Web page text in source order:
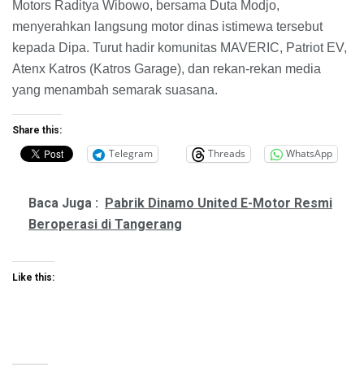
Motors Raditya Wibowo, bersama Duta Modjo,
menyerahkan langsung motor dinas istimewa tersebut
kepada Dipa. Turut hadir komunitas MAVERIC, Patriot EV,
Atenx Katros (Katros Garage), dan rekan-rekan media
yang menambah semarak suasana.
Share this:
Telegram Threads WhatsApp
Baca Juga : Pabrik Dinamo United E-Motor Resmi
Beroperasi di Tangerang
Like this: